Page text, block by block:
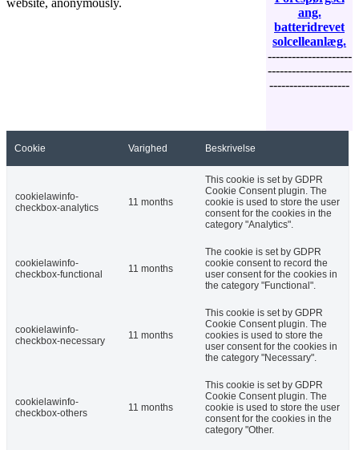
ang.
batteridrevet
solcelleanlæg.
---------------------
---------------------
--------------------
website, anonymously.
Cookie Varighed Beskrivelse
cookielawinfo-
checkbox-analytics
11 months
This cookie is set by GDPR
Cookie Consent plugin. The
cookie is used to store the user
consent for the cookies in the
category "Analytics".
cookielawinfo-
checkbox-functional
11 months
The cookie is set by GDPR
cookie consent to record the
user consent for the cookies in
the category "Functional".
cookielawinfo-
checkbox-necessary
11 months
This cookie is set by GDPR
Cookie Consent plugin. The
cookies is used to store the
user consent for the cookies in
the category "Necessary".
cookielawinfo-
checkbox-others
11 months
This cookie is set by GDPR
Cookie Consent plugin. The
cookie is used to store the user
consent for the cookies in the
category "Other.